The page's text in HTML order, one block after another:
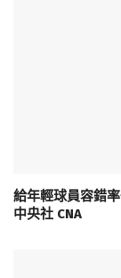
給年輕球員容錯
中央社 CNA